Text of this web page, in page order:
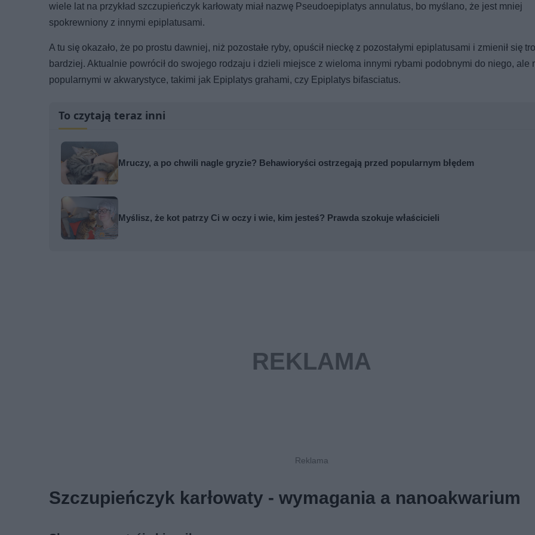
wiele lat na przykład szczupieńczyk karłowaty miał nazwę Pseudoepiplatys annulatus, bo myślano, że jest mniej
spokrewniony z innymi epiplatusami.
A tu się okazało, że po prostu dawniej, niż pozostałe ryby, opuścił nieckę z pozostałymi epiplatusami i zmienił się
bardziej. Aktualnie powrócił do swojego rodzaju i dzieli miejsce z wieloma innymi rybami podobnymi do niego, ale
popularnymi w akwarystyce, takimi jak Epiplatys grahami, czy Epiplatys bifasciatus.
To czytają teraz inni
Mruczy, a po chwili nagle gryzie? Behawioryści ostrzegają przed popularnym błędem
Myślisz, że kot patrzy Ci w oczy i wie, kim jesteś? Prawda szokuje właścicieli
Szczupieńczyk karłowaty - wymagania a nanoakwarium